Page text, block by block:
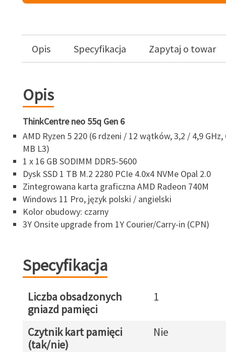
Opis Specyfikacja Zapytaj o towar
Opis
ThinkCentre neo 55q Gen 6
AMD Ryzen 5 220 (6 rdzeni / 12 wątków, 3,2 / 4,9 GHz,
MB L3)
1 x 16 GB SODIMM DDR5-5600
Dysk SSD 1 TB M.2 2280 PCIe 4.0x4 NVMe Opal 2.0
Zintegrowana karta graficzna AMD Radeon 740M
Windows 11 Pro, język polski / angielski
Kolor obudowy: czarny
3Y Onsite upgrade from 1Y Courier/Carry-in (CPN)
Specyfikacja
Liczba obsadzonych
gniazd pamięci
1
Czytnik kart pamięci
(tak/nie)
Nie